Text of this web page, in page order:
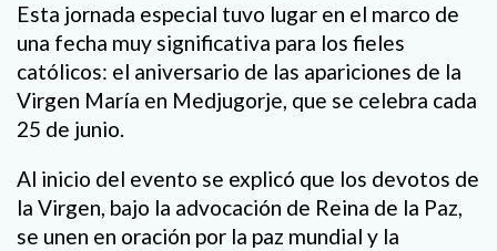
Esta jornada especial tuvo lugar en el marco de
una fecha muy significativa para los fieles
católicos: el aniversario de las apariciones de la
Virgen María en Medjugorje, que se celebra cada
25 de junio.
Al inicio del evento se explicó que los devotos de
la Virgen, bajo la advocación de Reina de la Paz,
se unen en oración por la paz mundial y la